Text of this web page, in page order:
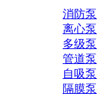
消防泵
离心泵
多级泵
管道泵
自吸泵
隔膜泵